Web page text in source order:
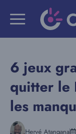
6 jeux
quitter le
les
Hervé Atangana